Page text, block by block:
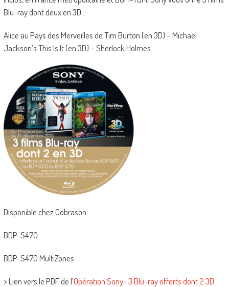
Blu-ray dont deux en 3D :
Alice au Pays des Merveilles de Tim Burton (en 3D) – Michael
Jackson’s This Is It (en 3D) – Sherlock Holmes
Disponible chez Cobrason :
BDP-S470
BDP-S470 MultiZones
> Lien vers le PDF de l’Opération Sony- 3 Blu-ray offerts dont 2 3D